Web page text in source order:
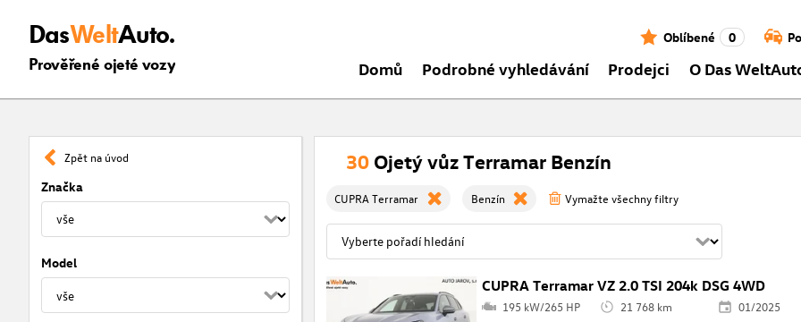
DasWeltAuto.
Prověřené ojeté vozy
Oblíbené 0
Domů Podrobné vyhledávání Prodejci O Das
Zpět na úvod
Značka
Model
30 Ojetý vůz Terramar Benzín
CUPRA Terramar Benzín Vymažte všechny filtry
CUPRA Terramar VZ 2.0 TSI 204k DSG 4WD
195 kW/265 HP 21 768 km
01/2025